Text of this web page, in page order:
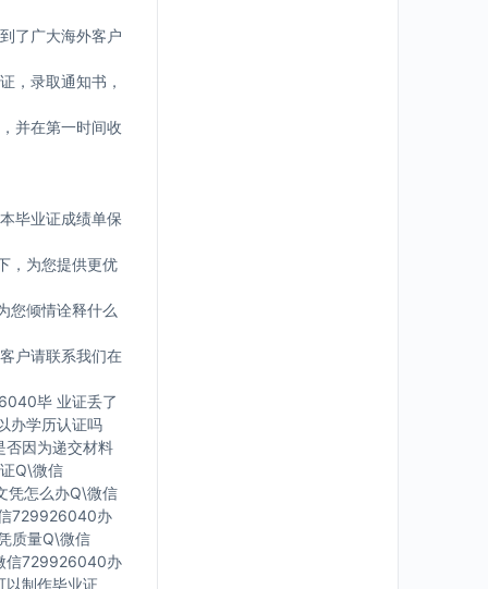
了广大海外客户
，录取通知书，
并在第一时间收
毕业证成绩单保
，为您提供更优
您倾情诠释什么
户请联系我们在
毕 业证丢了
办学历认证吗
因为递交材料
Q\微信
凭怎么办Q\微信
729926040办
质量Q\微信
信729926040办
制作毕业证